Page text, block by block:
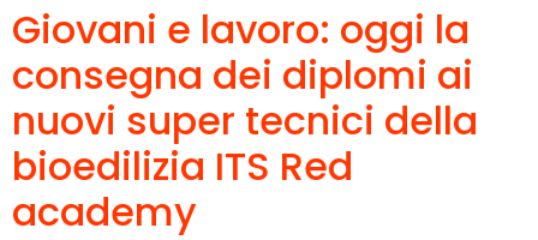
Giovani e lavoro: oggi la
consegna dei diplomi ai
nuovi super tecnici della
bioedilizia ITS Red
academy